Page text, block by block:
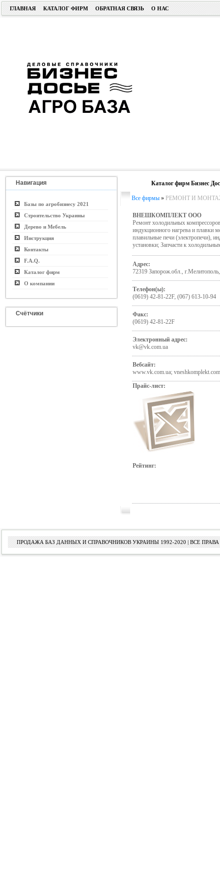
ГЛАВНАЯ КАТАЛОГ ФИРМ ОБРАТНАЯ СВЯЗЬ О НАС
Навигация
Базы по агробизнесу 2021
Строительство Украины
Дерево и Мебель
Инструкция
Контакты
F.A.Q.
Каталог фирм
О компании
Счётчики
Каталог фирм Бизнес
Все фирмы » РЕМОНТ И
ВНЕШКОМПЛЕКТ ООО
Ремонт холодильных
индукционного нагрева и плавки
плавильные печи (электропечи),
установки; Запчасти к
Адрес:
72319 Запорож.обл.,
Телефон(ы):
(0619) 42-81-22F, (067) 613-10-94
Факс:
(0619) 42-81-22F
Электронный адрес:
vk@vk.com.ua
Вебсайт:
www.vk.com.ua; vneshkomplekt.com
Прайс-лист:
Рейтинг:
ПРОДАЖА БАЗ ДАННЫХ И СПРАВОЧНИКОВ УКРАИНЫ 1992-2020 | ВСЕ